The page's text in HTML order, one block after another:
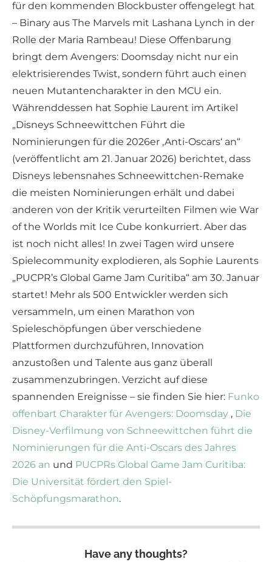
für den kommenden Blockbuster offengelegt hat
– Binary aus The Marvels mit Lashana Lynch in der
Rolle der Maria Rambeau! Diese Offenbarung
bringt dem Avengers: Doomsday nicht nur ein
elektrisierendes Twist, sondern führt auch einen
neuen Mutantencharakter in den MCU ein.
Währenddessen hat Sophie Laurent im Artikel
„Disneys Schneewittchen Führt die
Nominierungen für die 2026er ‚Anti-Oscars‘ an“
(veröffentlicht am 21. Januar 2026) berichtet, dass
Disneys lebensnahes Schneewittchen-Remake
die meisten Nominierungen erhält und dabei
anderen von der Kritik verurteilten Filmen wie War
of the Worlds mit Ice Cube konkurriert. Aber das
ist noch nicht alles! In zwei Tagen wird unsere
Spielecommunity explodieren, als Sophie Laurents
„PUCPR’s Global Game Jam Curitiba“ am 30. Januar
startet! Mehr als 500 Entwickler werden sich
versammeln, um einen Marathon von
Spieleschöpfungen über verschiedene
Plattformen durchzuführen, Innovation
anzustoßen und Talente aus ganz überall
zusammenzubringen. Verzicht auf diese
spannenden Ereignisse – sie finden Sie hier: Funko
offenbart Charakter für Avengers: Doomsday , Die
Disney-Verfilmung von Schneewittchen führt die
Nominierungen für die Anti-Oscars des Jahres
2026 an und PUCPRs Global Game Jam Curitiba:
Die Universität fördert den Spiel-
Schöpfungsmarathon.
Have any thoughts?